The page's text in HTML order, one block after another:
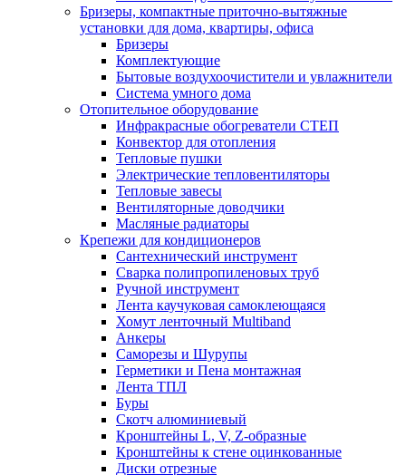
Бризеры, компактные приточно-вытяжные
установки для дома, квартиры, офиса
Бризеры
Комплектующие
Бытовые воздухоочистители и увлажнители
Система умного дома
Отопительное оборудование
Инфракрасные обогреватели СТЕП
Конвектор для отопления
Тепловые пушки
Электрические тепловентиляторы
Тепловые завесы
Вентиляторные доводчики
Масляные радиаторы
Крепежи для кондиционеров
Сантехнический инструмент
Сварка полипропиленовых труб
Ручной инструмент
Лента каучуковая самоклеющаяся
Хомут ленточный Multiband
Анкеры
Саморезы и Шурупы
Герметики и Пена монтажная
Лента ТПЛ
Буры
Скотч алюминиевый
Кронштейны L, V, Z-образные
Кронштейны к стене оцинкованные
Диски отрезные